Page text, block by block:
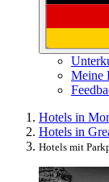
Meine
Hotels in
Hotels in
Hotels mit